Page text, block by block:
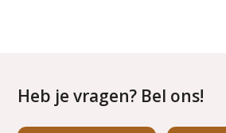
Heb je vragen? Bel ons!